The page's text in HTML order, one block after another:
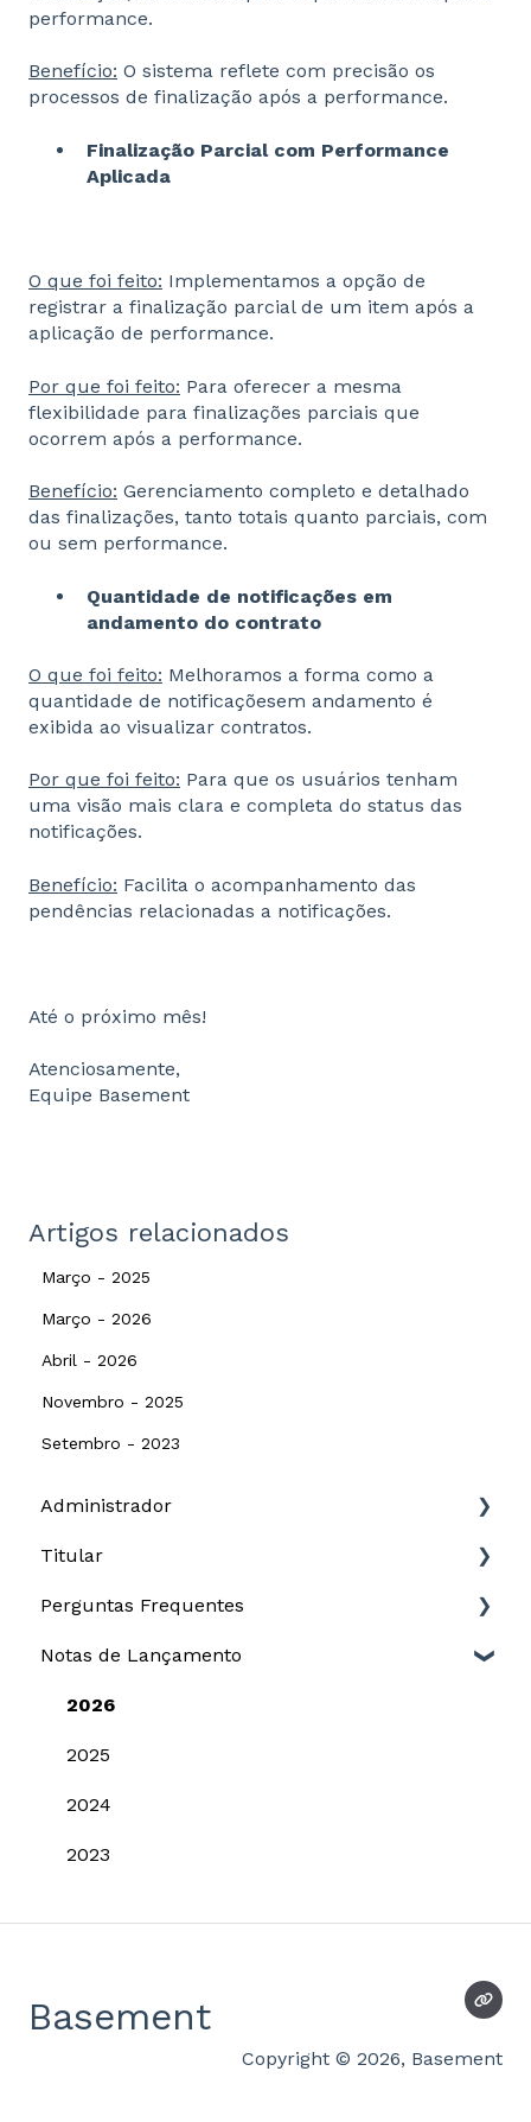
performance.
Benefício: O sistema reflete com precisão os
processos de finalização após a performance.
Finalização Parcial com Performance
Aplicada
O que foi feito: Implementamos a opção de
registrar a finalização parcial de um item após a
aplicação de performance.
Por que foi feito: Para oferecer a mesma
flexibilidade para finalizações parciais que
ocorrem após a performance.
Benefício: Gerenciamento completo e detalhado
das finalizações, tanto totais quanto parciais, com
ou sem performance.
Quantidade de notificações em
andamento do contrato
O que foi feito: Melhoramos a forma como a
quantidade de notificaçõesem andamento é
exibida ao visualizar contratos.
Por que foi feito: Para que os usuários tenham
uma visão mais clara e completa do status das
notificações.
Benefício: Facilita o acompanhamento das
pendências relacionadas a notificações.
Até o próximo mês!
Atenciosamente,
Equipe Basement
Artigos relacionados
Março - 2025
Março - 2026
Abril - 2026
Novembro - 2025
Setembro - 2023
Administrador
Governança
Cap table
Equity plans
Plataforma
Escrituração
Titular
Opções
Documentos
Equity plans
Configurações
Relatório para DIRPF
Perguntas Frequentes
Documentos
Eventos
Livros Sociais
Operações
Equity Plans
Notas de Lançamento
2026
2025
2024
2023
Basement
Copyright © 2026, Basement